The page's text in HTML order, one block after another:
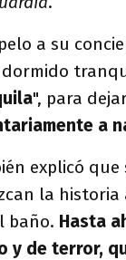
a su
dormido
", para
a
explicó
la
baño. Hasta
y de terror,